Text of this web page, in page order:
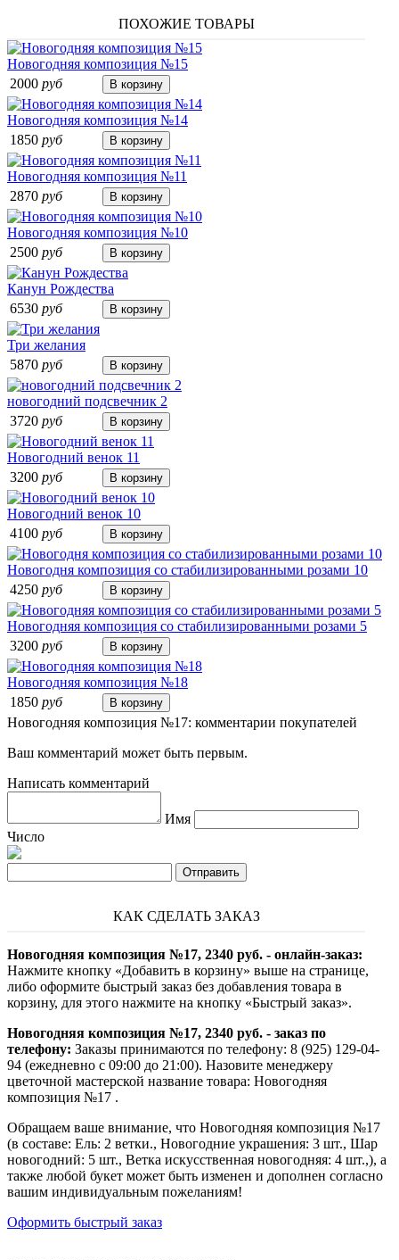
ПОХОЖИЕ ТОВАРЫ
Новогодняя композиция №15
2000 руб
Новогодняя композиция №14
1850 руб
Новогодняя композиция №11
2870 руб
Новогодняя композиция №10
2500 руб
Канун Рождества
6530 руб
Три желания
5870 руб
новогодний подсвечник 2
3720 руб
Новогодний венок 11
3200 руб
Новогодний венок 10
4100 руб
Новогодня композиция со стабилизированными розами 10
4250 руб
Новогодняя композиция со стабилизированными розами 5
3200 руб
Новогодняя композиция №18
1850 руб
Новогодняя композиция №17: комментарии покупателей
Ваш комментарий может быть первым.
Написать комментарий
Имя
Число
КАК СДЕЛАТЬ ЗАКАЗ
Новогодняя композиция №17, 2340 руб. - онлайн-заказ:
Нажмите кнопку «Добавить в корзину» выше на странице,
либо оформите быстрый заказ без добавления товара в
корзину, для этого нажмите на кнопку «Быстрый заказ».
Новогодняя композиция №17, 2340 руб. - заказ по
телефону: Заказы принимаются по телефону: 8 (925) 129-04-
94 (ежедневно с 09:00 до 21:00). Назовите менеджеру
цветочной мастерской название товара: Новогодняя
композиция №17 .
Обращаем ваше внимание, что Новогодняя композиция №17
(в составе: Ель: 2 ветки., Новогодние украшения: 3 шт., Шар
новогодний: 5 шт., Ветка искусственная новогодняя: 4 шт.,), а
также любой букет может быть изменен и дополнен согласно
вашим индивидуальным пожеланиям!
Оформить быстрый заказ